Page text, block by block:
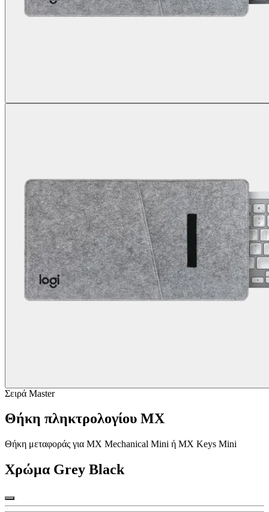
Σειρά Master
Θήκη πληκτρολογίου MX
Θήκη μεταφοράς για MX Mechanical Mini ή MX Keys Mini
Χρώμα Grey Black